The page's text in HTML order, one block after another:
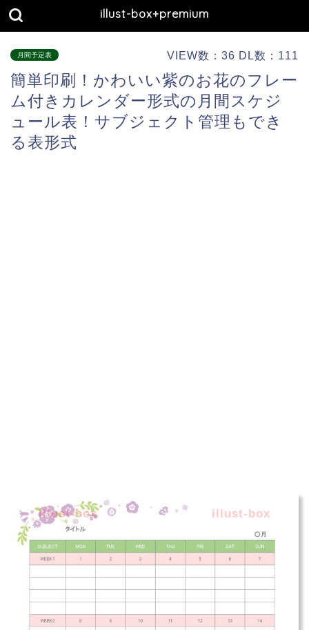
illust-box+premium
月間予定表 VIEW数：36 DL数：111
簡単印刷！かわいい紫のお花のフレー
ム付きカレンダー形式の月間スケジ
ュール表！サブジェクト管理もでき
る表形式
illust-box illust-box